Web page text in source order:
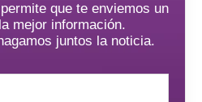
que te enviemos un
mejor información.
juntos la noticia.